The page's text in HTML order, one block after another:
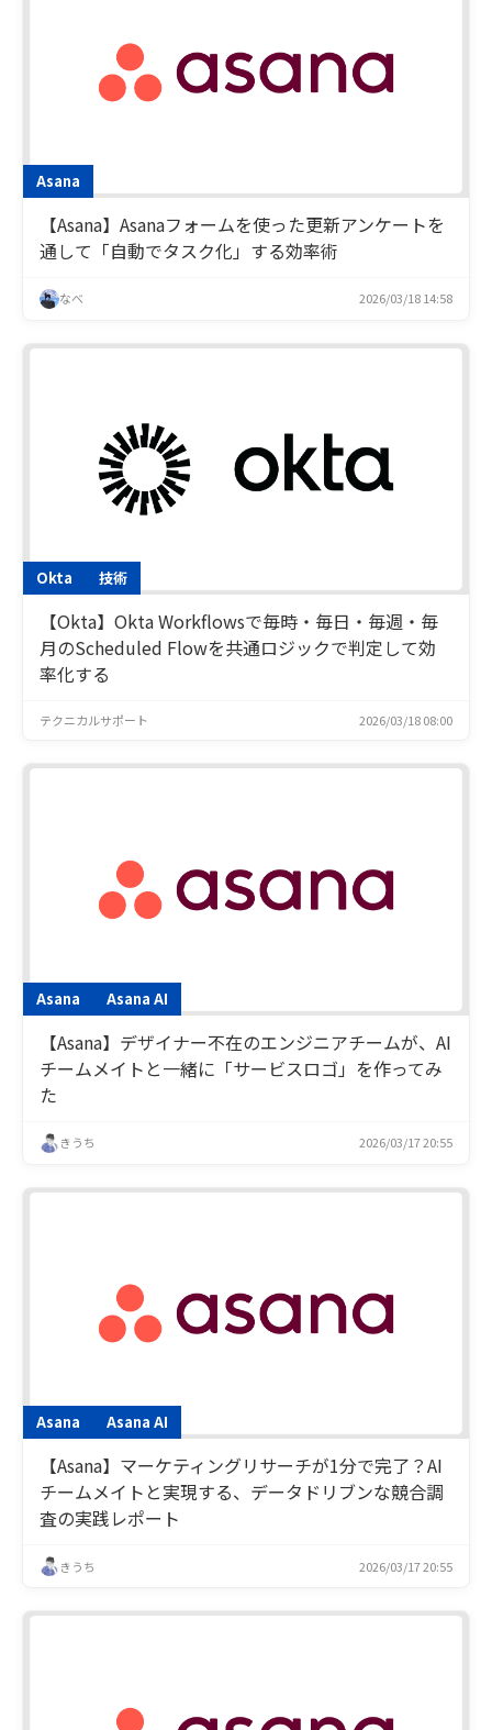
Asana
【Asana】Asanaフォームを使った更新アンケートを
通して「自動でタスク化」する効率術
なべ 2026/03/18 14:58
Okta 技術
【Okta】Okta Workflowsで毎時・毎日・毎週・毎
月のScheduled Flowを共通ロジックで判定して効
率化する
テクニカルサポート 2026/03/18 08:00
Asana Asana AI
【Asana】デザイナー不在のエンジニアチームが、AI
チームメイトと一緒に「サービスロゴ」を作ってみ
た
きうち 2026/03/17 20:55
Asana Asana AI
【Asana】マーケティングリサーチが1分で完了？AI
チームメイトと実現する、データドリブンな競合調
査の実践レポート
きうち 2026/03/17 20:55